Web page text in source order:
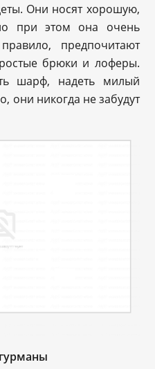
Они носят хорошую,
при этом она очень
предпочитают
брюки и лоферы.
шарф, надеть милый
они никогда не забудут